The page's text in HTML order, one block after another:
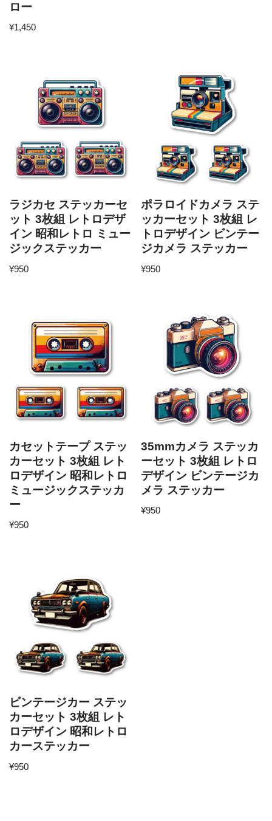
ロー
¥1,450
ラジカセ ステッカーセ
ット 3枚組 レトロデザ
イン 昭和レトロ ミュー
ジックステッカー
¥950
ポラロイドカメラ ステ
ッカーセット 3枚組 レ
トロデザイン ビンテー
ジカメラ ステッカー
¥950
カセットテープ ステッ
カーセット 3枚組 レト
ロデザイン 昭和レトロ
ミュージックステッカ
ー
¥950
35mmカメラ ステッカ
ーセット 3枚組 レトロ
デザイン ビンテージカ
メラ ステッカー
¥950
ビンテージカー ステッ
カーセット 3枚組 レト
ロデザイン 昭和レトロ
カーステッカー
¥950